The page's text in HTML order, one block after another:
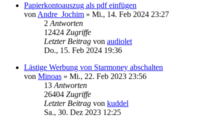
Papierkontoauszug als pdf einfügen
von Andre_Jochim » Mi., 14. Feb 2024 23:27
2 Antworten
12424 Zugriffe
Letzter Beitrag von audiolet
Do., 15. Feb 2024 19:36
Lästige Werbung von Starmoney abschalten
von Minoas » Mi., 22. Feb 2023 23:56
13 Antworten
26404 Zugriffe
Letzter Beitrag von kuddel
Sa., 30. Dez 2023 12:25